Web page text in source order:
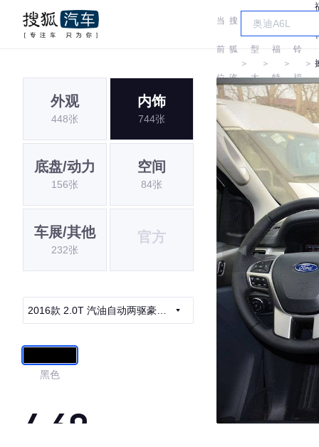
当
前
位
置:
搜
狐
汽
＞
车
型
大
全
＞
福
特
＞
铃
福
特
＞
外观
448张
内饰
744张
底盘/动力
156张
空间
84张
车展/其他
232张
官方
2016款 2.0T 汽油自动两驱豪华
黑色
4.69